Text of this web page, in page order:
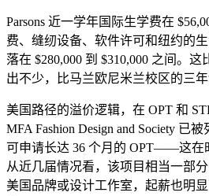
Parsons 近一学年国际生学费在
费、缝纫设备、软件许可和纽约的
落在 $280,000 到 $310,000 之间。
出不少，比马兰欧尼米兰校区的三年
美国路径的溢价逻辑，在 OPT 和
MFA Fashion Design and Society 已
可申请长达 36 个月的 OPT——这在
从近几届情况看，该项目相当一部
美国品牌或设计工作室，起薪也明